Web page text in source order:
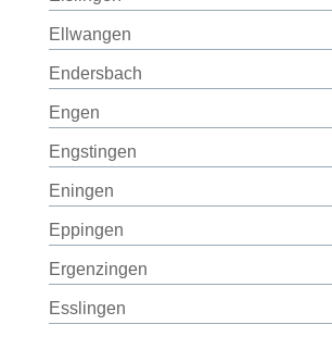
Ellwangen
Endersbach
Engen
Engstingen
Eningen
Eppingen
Ergenzingen
Esslingen